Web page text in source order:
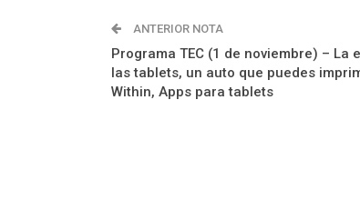
ANTERIOR NOTA
Programa TEC (1 de noviembre) – La
las tablets, un auto que puedes
Within, Apps para tablets